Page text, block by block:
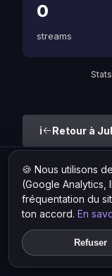
0
streams
Retour à
Hit Lokal·L'actu
© 2026 — Tous
cookies
🍪 Nous utilisons
(Google Analytics,
fréquentation du
ton accord. En
Refuser